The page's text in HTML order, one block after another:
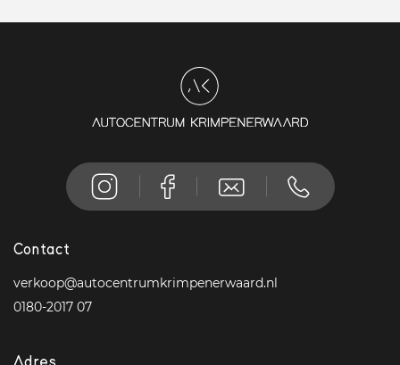
Contact
verkoop@autocentrumkrimpenerwaard.nl
0180-2017 07